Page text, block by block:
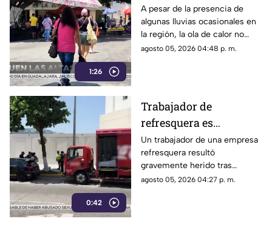
1:26
Guerrero por efecto de
la canícula
A pesar de la presencia de
algunas lluvias ocasionales en
la región, la ola de calor no
cede en el estado de Guerrero.
agosto 05, 2026 04:48 p. m.
0:42
Trabajador de
refresquera es
atropellado en la
Costera Miguel Alemán
Un trabajador de una empresa
refresquera resultó
gravemente herido tras
resbalar de su camión y ser
agosto 05, 2026 04:27 p. m.